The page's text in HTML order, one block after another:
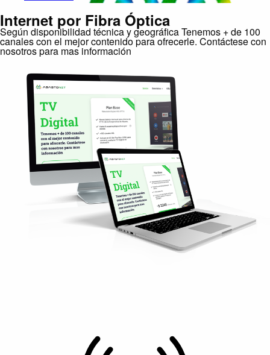
Internet por Fibra Óptica
Según disponibilidad técnica y geográfica Tenemos + de 100
canales con el mejor contenido para ofrecerle. Contáctese con
nosotros para mas información